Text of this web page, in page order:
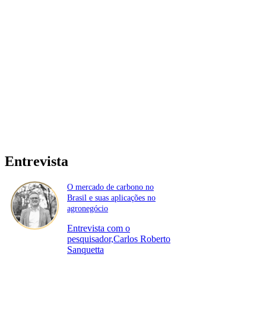
Entrevista
O mercado de carbono no
Brasil e suas aplicações no
agronegócio
Entrevista com o
pesquisador,Carlos Roberto
Sanquetta